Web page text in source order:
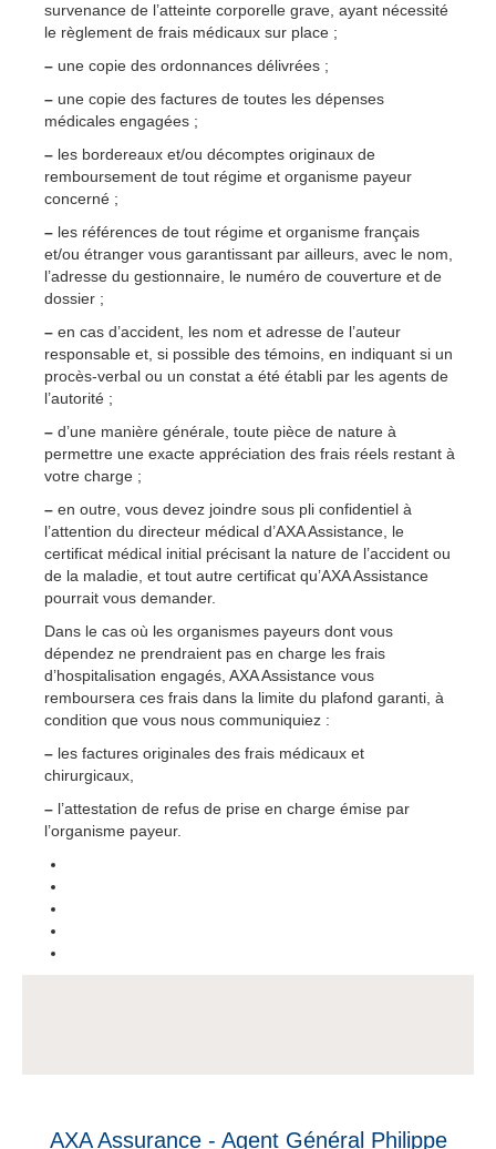
survenance de l’atteinte corporelle grave, ayant nécessité
le règlement de frais médicaux sur place ;
– une copie des ordonnances délivrées ;
– une copie des factures de toutes les dépenses
médicales engagées ;
– les bordereaux et/ou décomptes originaux de
remboursement de tout régime et organisme payeur
concerné ;
– les références de tout régime et organisme français
et/ou étranger vous garantissant par ailleurs, avec le nom,
l’adresse du gestionnaire, le numéro de couverture et de
dossier ;
– en cas d’accident, les nom et adresse de l’auteur
responsable et, si possible des témoins, en indiquant si un
procès-verbal ou un constat a été établi par les agents de
l’autorité ;
– d’une manière générale, toute pièce de nature à
permettre une exacte appréciation des frais réels restant à
votre charge ;
– en outre, vous devez joindre sous pli confidentiel à
l’attention du directeur médical d’AXA Assistance, le
certificat médical initial précisant la nature de l’accident ou
de la maladie, et tout autre certificat qu’AXA Assistance
pourrait vous demander.
Dans le cas où les organismes payeurs dont vous
dépendez ne prendraient pas en charge les frais
d’hospitalisation engagés, AXA Assistance vous
remboursera ces frais dans la limite du plafond garanti, à
condition que vous nous communiquiez :
– les factures originales des frais médicaux et
chirurgicaux,
– l’attestation de refus de prise en charge émise par
l’organisme payeur.
AXA Assurance - Agent Général Philippe